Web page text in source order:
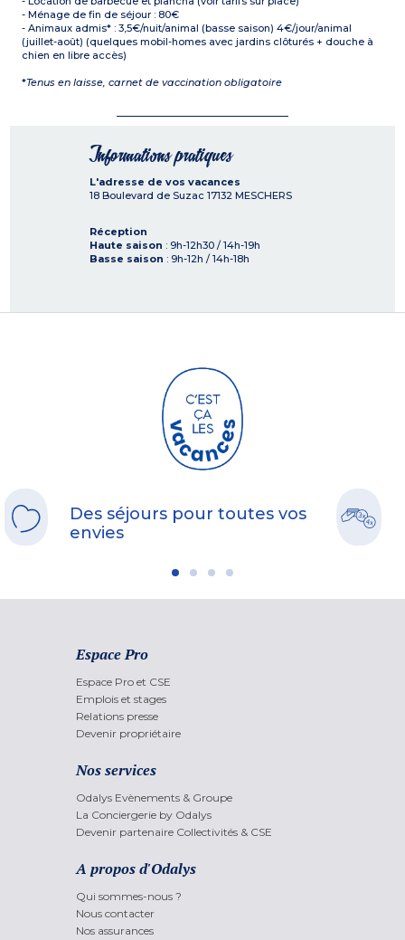
- Ménage de fin de séjour : 80€
- Animaux admis* : 3,5€/nuit/animal (basse saison) 4€/jour/animal
(juillet-août) (quelques mobil-homes avec jardins clôturés + douche à
chien en libre accès)
*Tenus en laisse, carnet de vaccination obligatoire
Informations pratiques
L'adresse de vos vacances
18 Boulevard de Suzac 17132 MESCHERS
Réception
Haute saison : 9h-12h30 / 14h-19h
Basse saison : 9h-12h / 14h-18h
Des séjours pour toutes vos
envies
Espace Pro
Espace Pro et CSE
Emplois et stages
Relations presse
Devenir propriétaire
Nos services
Odalys Evènements & Groupe
La Conciergerie by Odalys
Devenir partenaire Collectivités & CSE
A propos d'Odalys
Qui sommes-nous ?
Nous contacter
Nos assurances